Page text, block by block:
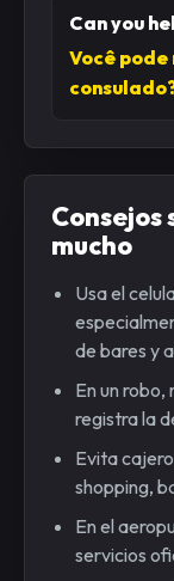
Can you
Você
Consejos
mucho
Usa el
de bares y
En un
registra la
Evita
shopping,
En el
servicios